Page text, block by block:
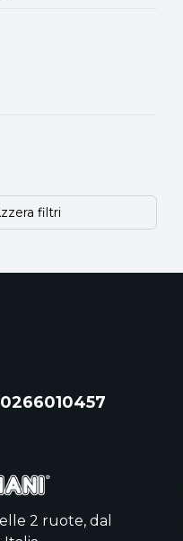
filtri
2 ruote, dal